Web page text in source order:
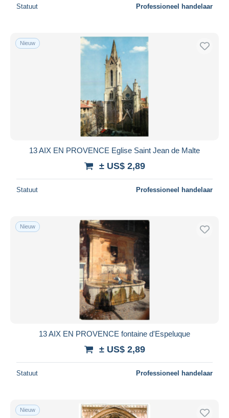
Statuut Professioneel handelaar
Nieuw
13 AIX EN PROVENCE Eglise Saint Jean de Malte
± US$ 2,89
Statuut Professioneel handelaar
Nieuw
13 AIX EN PROVENCE fontaine d'Espeluque
± US$ 2,89
Statuut Professioneel handelaar
Nieuw